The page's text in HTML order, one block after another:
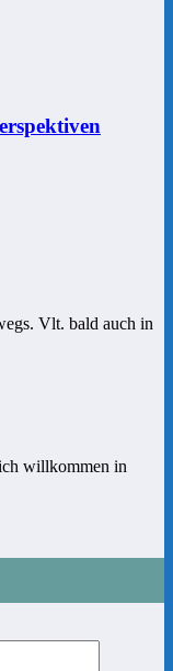
Vlt. bald auch in
willkommen in